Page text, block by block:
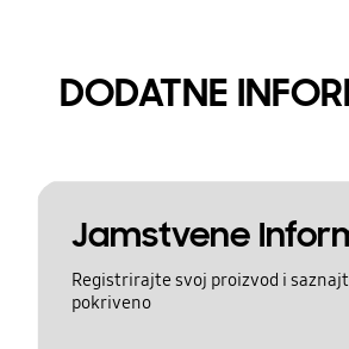
DODATNE
Jamstvene
Registrirajte svoj proizvod i
pokriveno